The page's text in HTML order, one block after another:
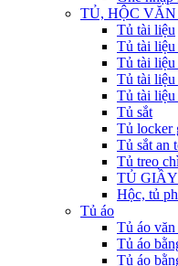
TỦ, HỘC VĂN
Tủ tài liệu
Tủ tài liệu
Tủ tài liệu
Tủ tài liệu
Tủ tài liệu
Tủ sắt
Tủ locker
Tủ sắt an
Tủ treo
TỦ GIẦY
Hộc, tủ
Tủ áo
Tủ áo
Tủ áo
Tủ áo